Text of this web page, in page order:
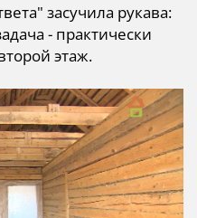
засучила рукава:
- практически
этаж.